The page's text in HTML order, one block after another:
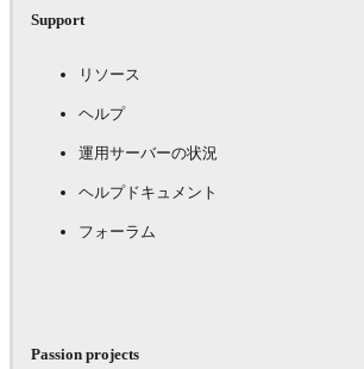
Support
リソース
ヘルプ
運用サーバーの状況
ヘルプドキュメント
フォーラム
Passion projects